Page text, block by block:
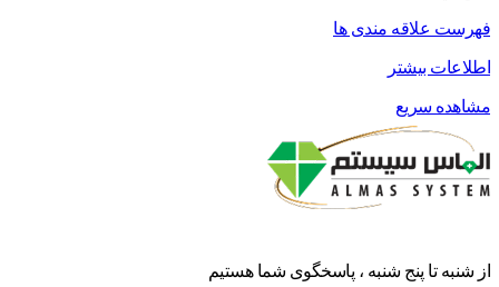
فهرست علاقه مندی ها
اطلاعات بیشتر
مشاهده سریع
از شنبه تا پنج شنبه ، پاسخگوی شما هستیم